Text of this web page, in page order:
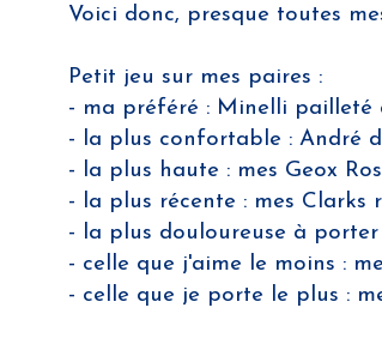
Voici donc, presque toutes
Petit jeu sur mes paires :
- ma préféré : Minelli pailleté
- la plus confortable : André
- la plus haute : mes Geox
- la plus récente : mes Clarks
- la plus douloureuse à
- celle que j'aime le moins :
- celle que je porte le plus :